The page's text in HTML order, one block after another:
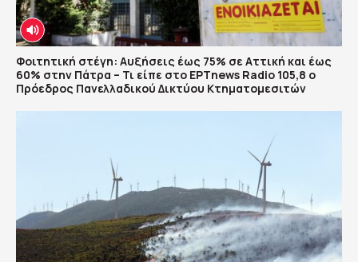
Φοιτητική στέγη: Αυξήσεις έως 75% σε Αττική και έως
60% στην Πάτρα – Τι είπε στο ΕΡΤnews Radio 105,8 ο
Πρόεδρος Πανελλαδικού Δικτύου Κτηματομεσιτών